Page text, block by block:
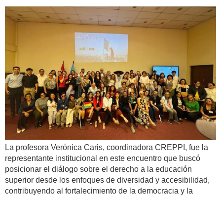
La profesora Verónica Caris, coordinadora CREPPI, fue la
representante institucional en este encuentro que buscó
posicionar el diálogo sobre el derecho a la educación
superior desde los enfoques de diversidad y accesibilidad,
contribuyendo al fortalecimiento de la democracia y la